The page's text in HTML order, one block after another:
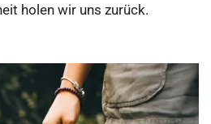
holen wir uns zurück.